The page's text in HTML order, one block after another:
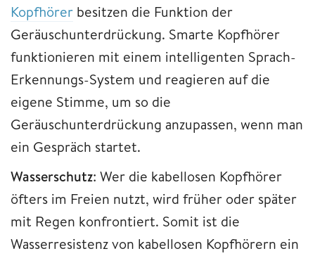
Kopfhörer besitzen die Funktion der
Geräuschunterdrückung. Smarte Kopfhörer
funktionieren mit einem intelligenten Sprach-
Erkennungs-System und reagieren auf die
eigene Stimme, um so die
Geräuschunterdrückung anzupassen, wenn man
ein Gespräch startet.
Wasserschutz: Wer die kabellosen Kopfhörer
öfters im Freien nutzt, wird früher oder später
mit Regen konfrontiert. Somit ist die
Wasserresistenz von kabellosen Kopfhörern ein